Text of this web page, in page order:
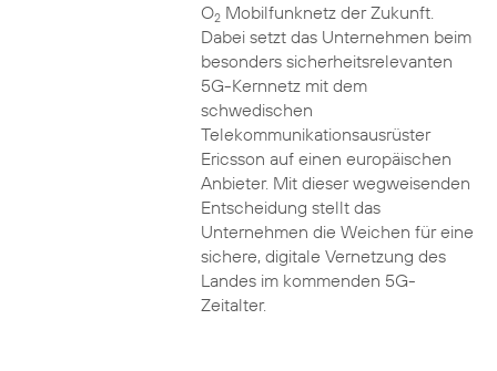
O2Mobilfunknetz der Zukunft.
Dabei setzt das Unternehmen beim
besonders sicherheitsrelevanten
5G-Kernnetz mit dem
schwedischen
Telekommunikationsausrüster
Ericsson auf einen europäischen
Anbieter. Mit dieser wegweisenden
Entscheidung stellt das
Unternehmen die Weichen für eine
sichere, digitale Vernetzung des
Landes im kommenden 5G-
Zeitalter.